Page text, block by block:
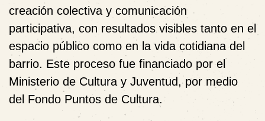
creación colectiva y comunicación
participativa, con resultados visibles tanto en el
espacio público como en la vida cotidiana del
barrio. Este proceso fue financiado por el
Ministerio de Cultura y Juventud, por medio
del Fondo Puntos de Cultura.